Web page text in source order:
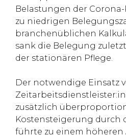
Belastungen der
zu niedrigen
branchenüblichen
sank die Belegung
der stationären Pflege.
Der notwendige Einsatz
zusätzlich
Kostensteigerung durch
führte zu einem höheren